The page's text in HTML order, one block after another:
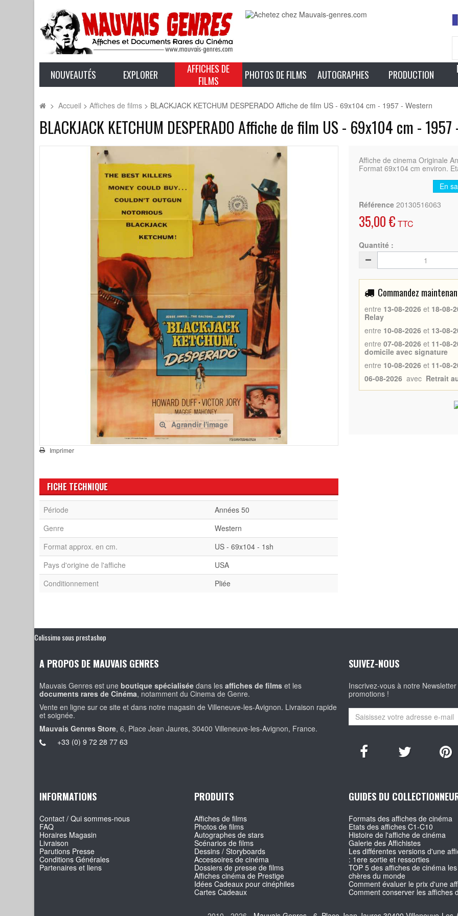
NOUVEAUTÉS EXPLORER
AFFICHES DE
FILMS
PHOTOS DE FILMS AUTOGRAPHES PRODUCTION
> Accueil > Affiches de films > BLACKJACK KETCHUM DESPERADO Affiche de film US - 69x104 cm - 1957 - Western
BLACKJACK KETCHUM DESPERADO Affiche de film US - 69x104 cm -
Agrandir l'image
Imprimer
Affiche de cinema Originale
Format 69x104 cm environ.
En
Référence 20130516063
35,00 € TTC
Quantité :
Commandez
entre 13-08-2026 et 18-08-
Relay
entre 10-08-2026 et 13-08-
entre 07-08-2026 et 11-08-
domicile avec signature
entre 10-08-2026 et 11-08-
06-08-2026 avec Retrait
FICHE TECHNIQUE
Période
Années 50
Genre
Western
Format approx. en cm.
US - 69x104 - 1sh
Pays d'origine de l'affiche
USA
Conditionnement
Pliée
Colissimo sous prestashop
A PROPOS DE MAUVAIS GENRES
Mauvais Genres est uneboutique spécialisée dans lesaffiches de films et les
documents rares de Cinéma, notamment du Cinema de Genre.
Vente en ligne sur ce site et dans notre magasin de Villeneuve-les-Avignon. Livraison rapide
et soignée.
Mauvais Genres Store, 6, Place Jean Jaures, 30400 Villeneuve-les-Avignon, France.
+33 (0) 9 72 28 77 63
SUIVEZ-NOUS
Inscrivez-vous à notre
promotions !
INFORMATIONS
Contact / Qui sommes-nous
FAQ
Horaires Magasin
Livraison
Parutions Presse
Conditions Générales
Partenaires et liens
PRODUITS
Affiches de films
Photos de films
Autographes de stars
Scénarios de films
Dessins / Storyboards
Accessoires de cinéma
Dossiers de presse de films
Affiches cinéma de Prestige
Idées Cadeaux pour cinéphiles
Cartes Cadeaux
GUIDES DU
Formats des affiches de cinéma
Etats des affiches C1-C10
Histoire de l'affiche de cinéma
Galerie des Affichistes
Les différentes versions d'une
: 1ere sortie et ressorties
TOP 5 des affiches de cinéma
chères du monde
Comment évaluer le prix d'une
Comment conserver les affiches